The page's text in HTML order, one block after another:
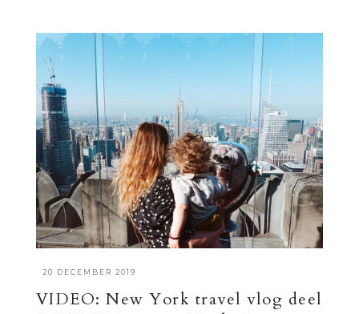
20 DECEMBER 2019
VIDEO: New York travel vlog deel